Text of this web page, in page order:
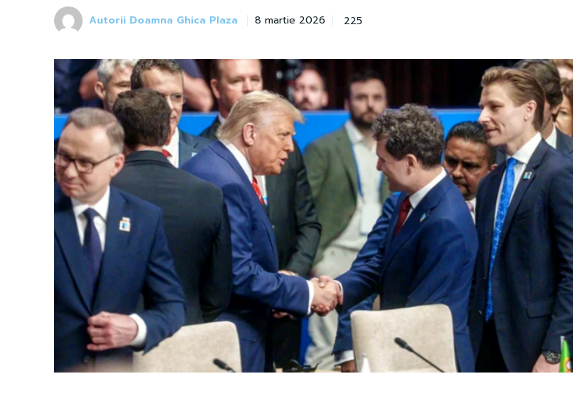
Autorii Doamna Ghica Plaza 8 martie 2026 225